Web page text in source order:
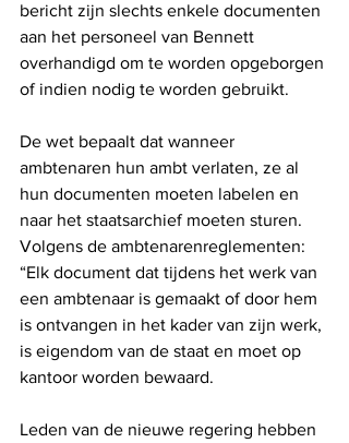
bericht zijn slechts enkele documenten
aan het personeel van Bennett
overhandigd om te worden opgeborgen
of indien nodig te worden gebruikt.
De wet bepaalt dat wanneer
ambtenaren hun ambt verlaten, ze al
hun documenten moeten labelen en
naar het staatsarchief moeten sturen.
Volgens de ambtenarenreglementen:
“Elk document dat tijdens het werk van
een ambtenaar is gemaakt of door hem
is ontvangen in het kader van zijn werk,
is eigendom van de staat en moet op
kantoor worden bewaard.
Leden van de nieuwe regering hebben